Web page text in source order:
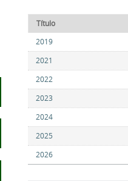
Título
2019
2021
2022
2023
2024
2025
2026